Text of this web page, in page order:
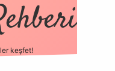
keşfet!